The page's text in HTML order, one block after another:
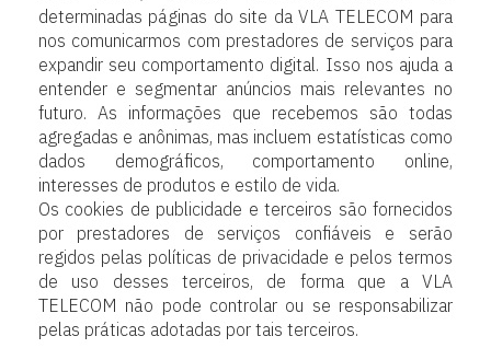
determinadas páginas do site da VLA TELECOM para
nos comunicarmos com prestadores de serviços para
expandir seu comportamento digital. Isso nos ajuda a
entender e segmentar anúncios mais relevantes no
futuro. As informações que recebemos são todas
agregadas e anônimas, mas incluem estatísticas como
dados demográficos, comportamento online,
interesses de produtos e estilo de vida.
Os cookies de publicidade e terceiros são fornecidos
por prestadores de serviços confiáveis e serão
regidos pelas políticas de privacidade e pelos termos
de uso desses terceiros, de forma que a VLA
TELECOM não pode controlar ou se responsabilizar
pelas práticas adotadas por tais terceiros.